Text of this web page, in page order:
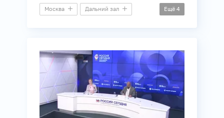
Москва Дальний зал Ещё 4